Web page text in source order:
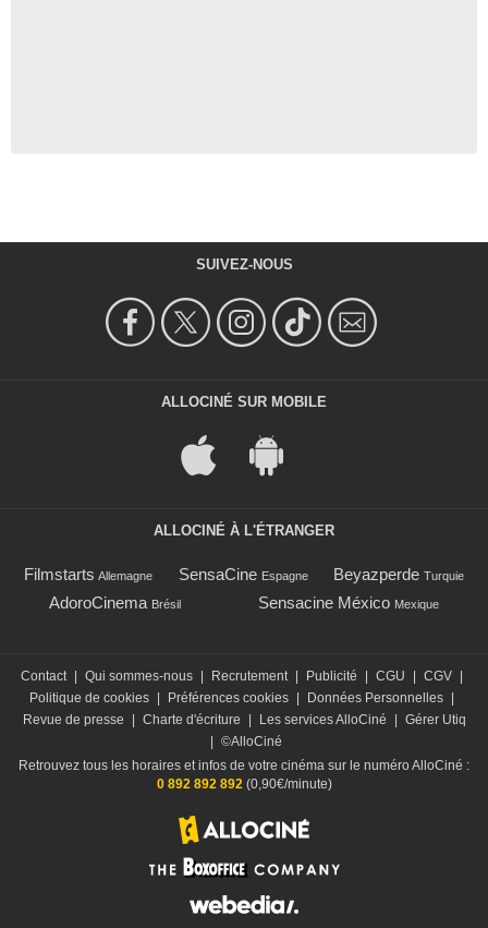
SUIVEZ-NOUS
ALLOCINÉ SUR MOBILE
ALLOCINÉ À L'ÉTRANGER
Filmstarts Allemagne SensaCine Espagne Beyazperde Turquie
AdoroCinema Brésil Sensacine México Mexique
Contact Qui sommes-nous Recrutement Publicité CGU CGV
Politique de cookies
Préférences cookies Données Personnelles
Revue de presse
Charte d'écriture Les services AlloCiné
Gérer Utiq
©AlloCiné
Retrouvez tous les horaires et infos de votre cinéma sur le numéro AlloCiné :
0 892 892 892(0,90€/minute)